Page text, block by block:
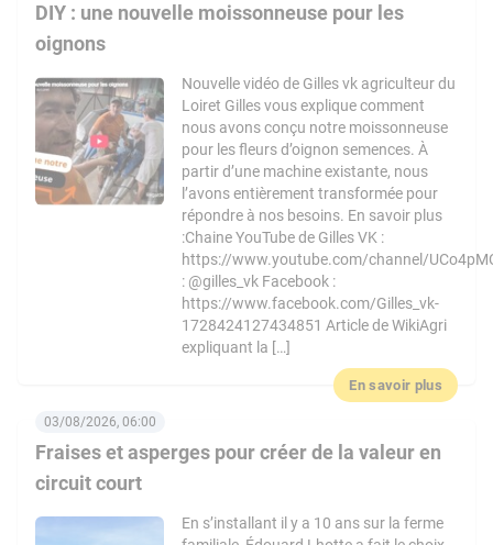
DIY : une nouvelle moissonneuse pour les
oignons
Nouvelle vidéo de Gilles vk agriculteur du
Loiret Gilles vous explique comment
nous avons conçu notre moissonneuse
pour les fleurs d’oignon semences. À
partir d’une machine existante, nous
l’avons entièrement transformée pour
répondre à nos besoins. En savoir plus
:Chaine YouTube de Gilles VK :
https://www.youtube.com/channel/
: @gilles_vk Facebook :
https://www.facebook.com/Gilles_vk-
1728424127434851 Article de WikiAgri
expliquant la […]
En savoir plus
Fraises et asperges pour créer de la valeur en
circuit court
03/08/2026, 06:00
En s’installant il y a 10 ans sur la ferme